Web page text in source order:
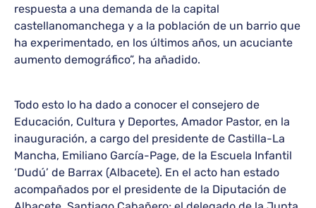
respuesta a una demanda de la capital
castellanomanchega y a la población de un barrio que
ha experimentado, en los últimos años, un acuciante
aumento demográfico”, ha añadido.
Todo esto lo ha dado a conocer el consejero de
Educación, Cultura y Deportes, Amador Pastor, en la
inauguración, a cargo del presidente de Castilla-La
Mancha, Emiliano García-Page, de la Escuela Infantil
‘Dudú’ de Barrax (Albacete). En el acto han estado
acompañados por el presidente de la Diputación de